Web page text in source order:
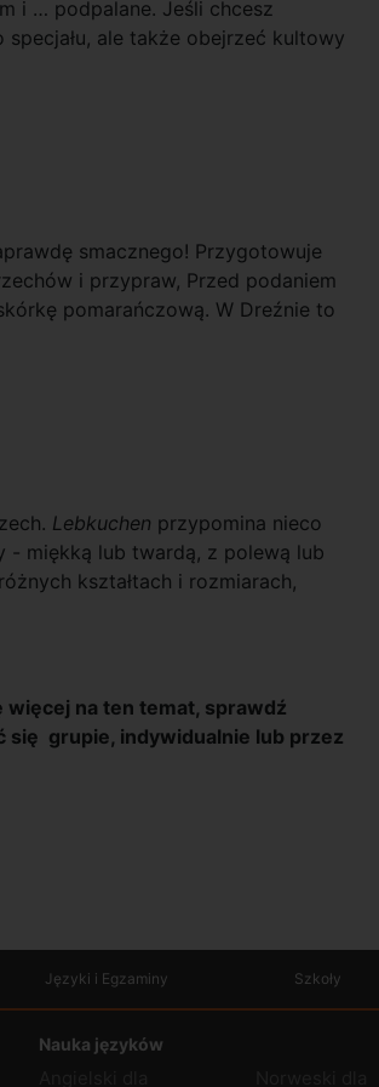
i … podpalane. Jeśli chcesz
ale także obejrzeć kultowy
smacznego! Przygotowuje
i przypraw, Przed podaniem
pomarańczową. W Dreźnie to
Lebkuchen przypomina nieco
- miękką lub twardą, z polewą lub
kształtach i rozmiarach,
więcej na ten temat, sprawdź
się grupie, indywidualnie lub przez
Nauka języków
Języki i Egzaminy Szkoły